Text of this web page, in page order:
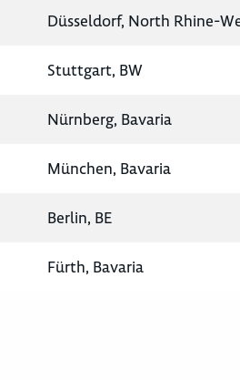
Düsseldorf, North Rhine-
Stuttgart, BW
Nürnberg, Bavaria
München, Bavaria
Berlin, BE
Fürth, Bavaria